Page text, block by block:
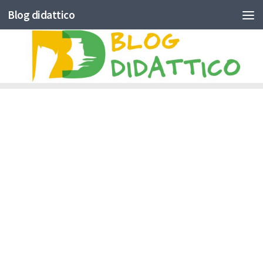
Skip to content
Blog didattico